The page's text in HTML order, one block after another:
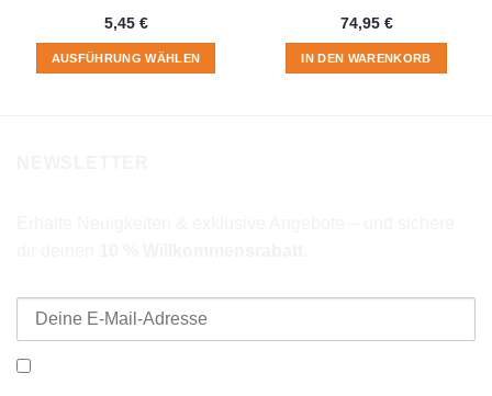
5,45 €
AUSFÜHRUNG WÄHLEN
der
Produktseite
74,95 €
IN DEN WARENKORB